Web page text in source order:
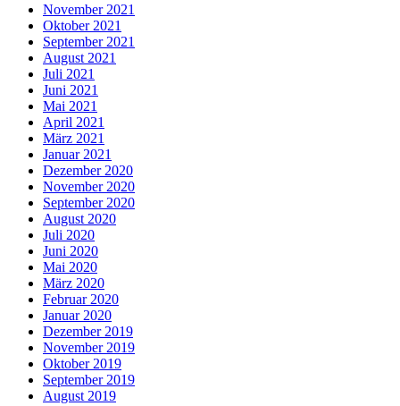
November 2021
Oktober 2021
September 2021
August 2021
Juli 2021
Juni 2021
Mai 2021
April 2021
März 2021
Januar 2021
Dezember 2020
November 2020
September 2020
August 2020
Juli 2020
Juni 2020
Mai 2020
März 2020
Februar 2020
Januar 2020
Dezember 2019
November 2019
Oktober 2019
September 2019
August 2019